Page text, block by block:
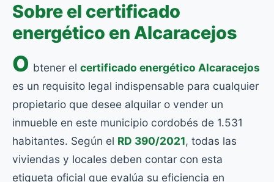
Sobre el certificado
energético en Alcaracejos
O btener el certificado energético Alcaracejos
es un requisito legal indispensable para cualquier
propietario que desee alquilar o vender un
inmueble en este municipio cordobés de 1.531
habitantes. Según el RD 390/2021, todas las
viviendas y locales deben contar con esta
etiqueta oficial que evalúa su eficiencia en